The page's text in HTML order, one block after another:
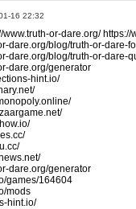
16 22:32
www.truth-or-dare.org/ https://
dare.org/blog/truth-or-dare-
dare.org/blog/truth-or-dare-
dare.org/generator
hint.io/
dare.org/generator
games/164604
mods
hint.io/